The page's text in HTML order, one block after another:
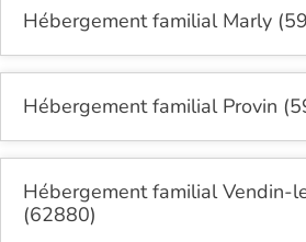
Hébergement familial Marly
Hébergement familial Provin
Hébergement familial Vendin-
(62880)